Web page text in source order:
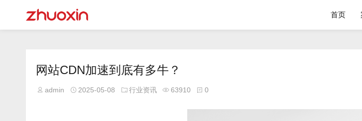
首页
网站CDN加速到底有多牛？
admin 2025-05-08 行业资讯 63910 0